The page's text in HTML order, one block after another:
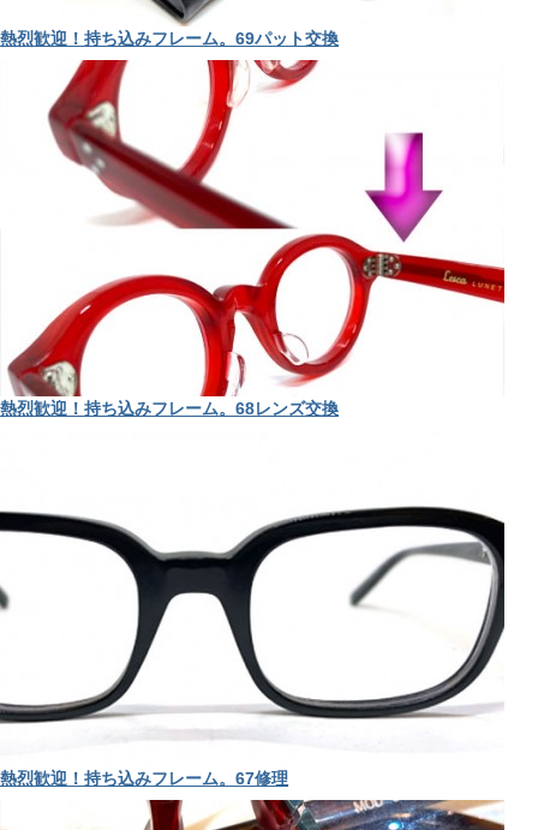
熱烈歓迎！持ち込みフレーム。69パット交換
熱烈歓迎！持ち込みフレーム。68レンズ交換
熱烈歓迎！持ち込みフレーム。67修理